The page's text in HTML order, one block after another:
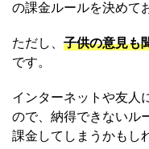
の課金ルールを決めて
ただし、 子供の意見も
です。
インターネットや友人
ので、納得できないル
課金してしまうかもし